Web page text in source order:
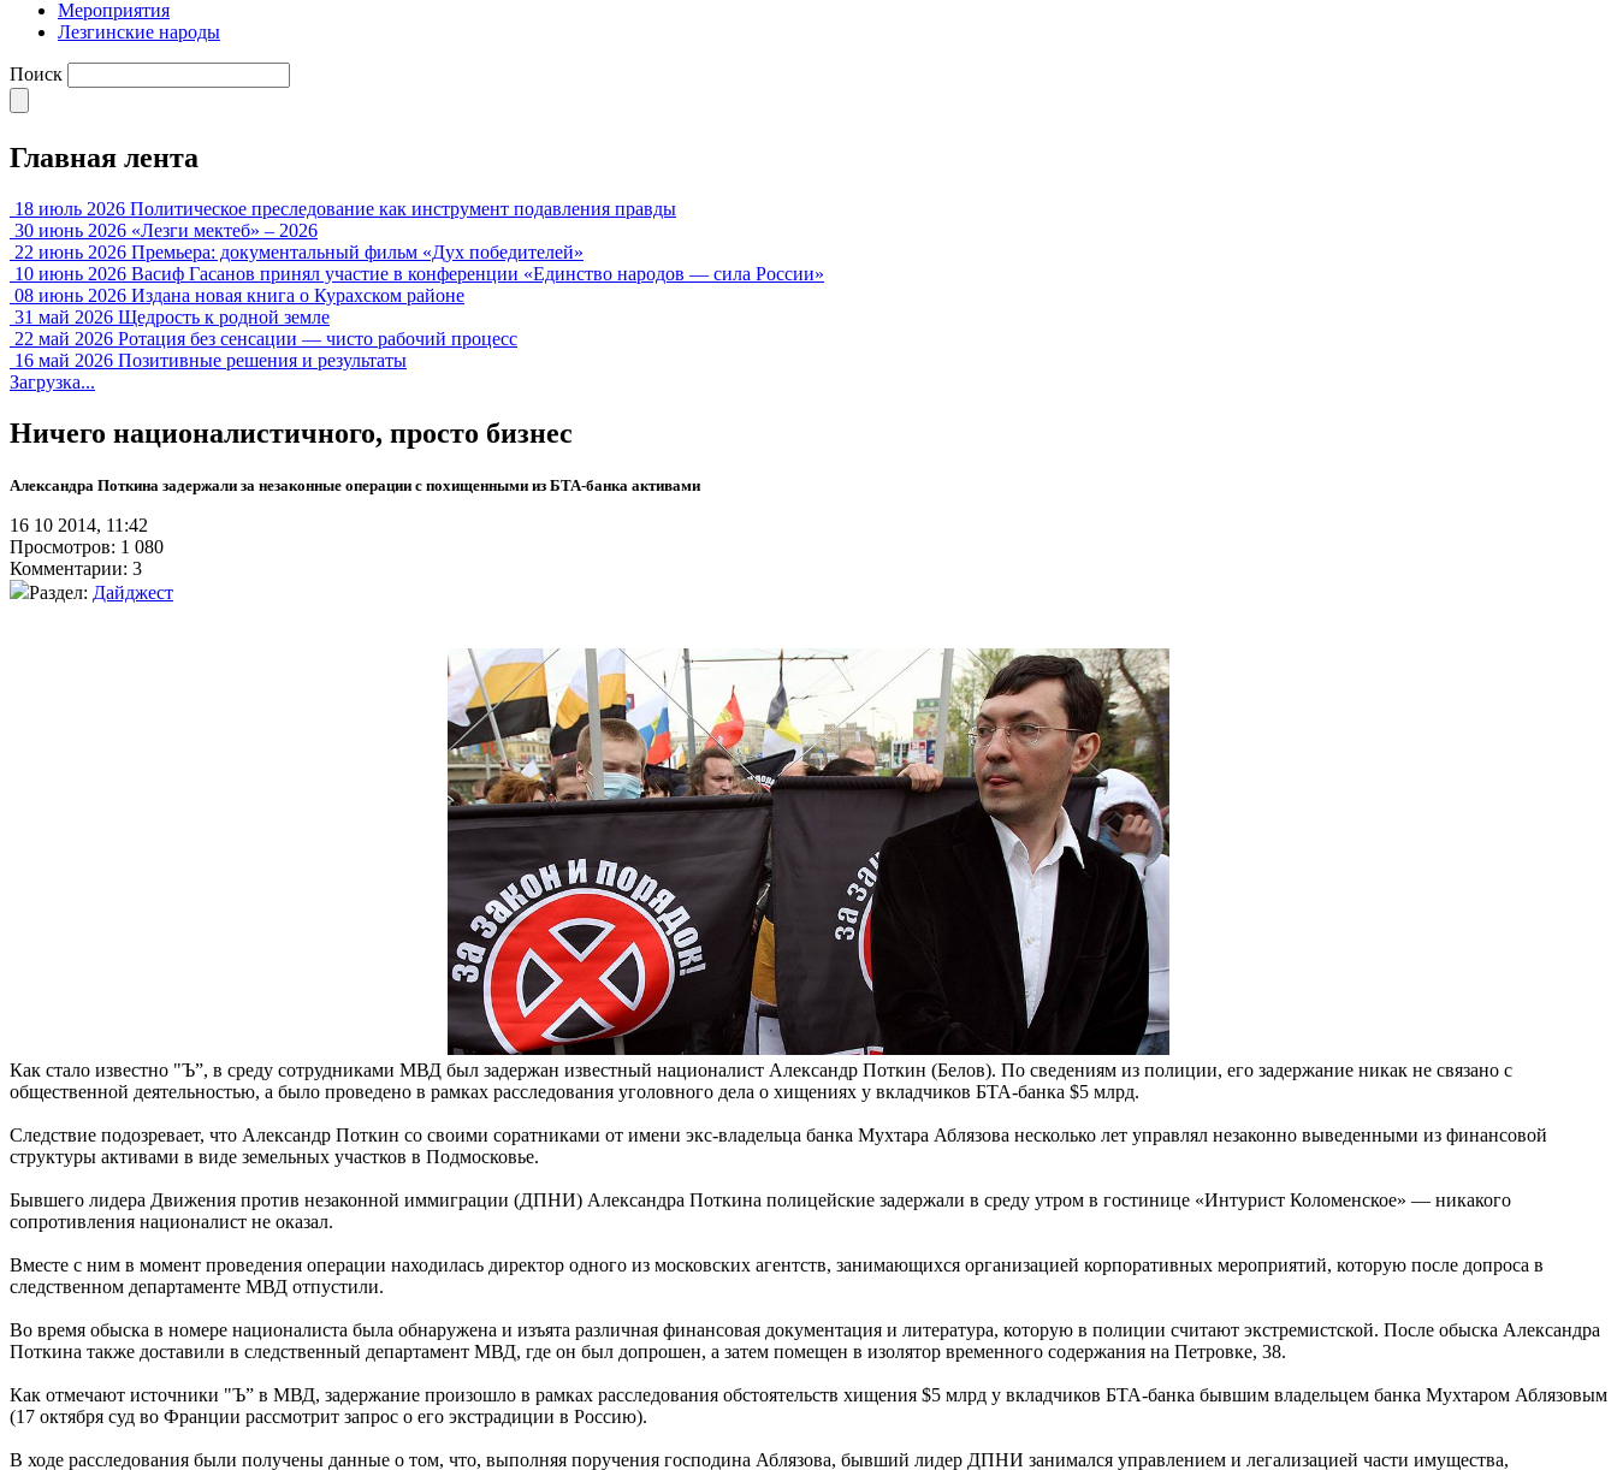
Мероприятия
Лезгинские народы
Поиск
Главная лента
18 июль 2026 Политическое преследование как инструмент подавления правды
30 июнь 2026 «Лезги мектеб» – 2026
22 июнь 2026 Премьера: документальный фильм «Дух победителей»
10 июнь 2026 Васиф Гасанов принял участие в конференции «Единство народов — сила России»
08 июнь 2026 Издана новая книга о Курахском районе
31 май 2026 Щедрость к родной земле
22 май 2026 Ротация без сенсации — чисто рабочий процесс
16 май 2026 Позитивные решения и результаты
Загрузка...
Ничего националистичного, просто бизнес
Александра Поткина задержали за незаконные операции с похищенными из БТА-банка активами
16 10 2014, 11:42
Просмотров: 1 080
Комментарии: 3
Раздел: Дайджест
Как стало известно "Ъ”, в среду сотрудниками МВД был задержан известный националист Александр Поткин (Белов). По сведениям из полиции, его задержание никак не связано с
общественной деятельностью, а было проведено в рамках расследования уголовного дела о хищениях у вкладчиков БТА-банка $5 млрд.
Следствие подозревает, что Александр Поткин со своими соратниками от имени экс-владельца банка Мухтара Аблязова несколько лет управлял незаконно выведенными из финансовой
структуры активами в виде земельных участков в Подмосковье.
Бывшего лидера Движения против незаконной иммиграции (ДПНИ) Александра Поткина полицейские задержали в среду утром в гостинице «Интурист Коломенское» — никакого
сопротивления националист не оказал.
Вместе с ним в момент проведения операции находилась директор одного из московских агентств, занимающихся организацией корпоративных мероприятий, которую после допроса в
следственном департаменте МВД отпустили.
Во время обыска в номере националиста была обнаружена и изъята различная финансовая документация и литература, которую в полиции считают экстремистской. После обыска Александра
Поткина также доставили в следственный департамент МВД, где он был допрошен, а затем помещен в изолятор временного содержания на Петровке, 38.
Как отмечают источники "Ъ” в МВД, задержание произошло в рамках расследования обстоятельств хищения $5 млрд у вкладчиков БТА-банка бывшим владельцем банка Мухтаром Аблязовым
(17 октября суд во Франции рассмотрит запрос о его экстрадиции в Россию).
В ходе расследования были получены данные о том, что, выполняя поручения господина Аблязова, бывший лидер ДПНИ занимался управлением и легализацией части имущества,